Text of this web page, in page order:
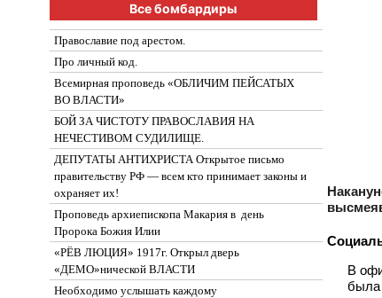
Все бомбардиры
Православие под арестом.
Про личный код.
Всемирная проповедь «ОБЛИЧИМ ПЕЙСАТЫХ
ВО ВЛАСТИ»
БОЙ ЗА ЧИСТОТУ ПРАВОСЛАВИЯ НА
НЕЧЕСТИВОМ СУДИЛИЩЕ.
ДЕПУТАТЫ АНТИХРИСТА Открытое письмо
правительству РФ — всем кто принимает законы и
охраняет их!
Проповедь архиепископа Макария в день
Пророка Божия Илии
«РЁВ ЛЮЦИЯ» 1917г. Открыл дверь
«ДЕМО»нической ВЛАСТИ
Необходимо услышать каждому
В
была